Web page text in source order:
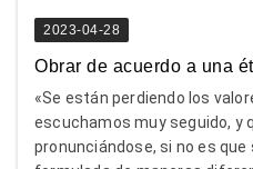
2023-04-28
Obrar de acuerdo a una
«Se están perdiendo los
escuchamos muy seguido, y
pronunciándose, si no es